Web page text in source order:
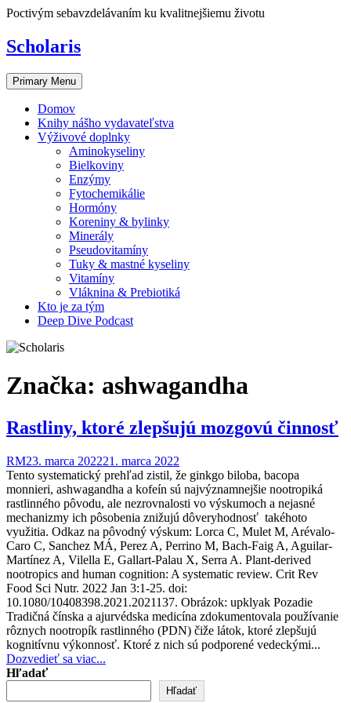
Skip
content
Poctivým sebavzdelávaním ku kvalitnejšiemu životu
Scholaris
Primary Menu
Domov
Knihy nášho vydavateľstva
Výživové doplnky
Aminokyseliny
Bielkoviny
Enzýmy
Fytochemikálie
Hormóny
Koreniny & bylinky
Minerály
Pseudovitamíny
Tuky & mastné kyseliny
Vitamíny
Vláknina & Prebiotiká
Kto je za tým
Deep Dive Podcast
Značka: ashwagandha
Rastliny, ktoré zlepšujú mozgovú činnosť
RM23. marca 202221. marca 2022
Tento systematický prehľad zistil, že ginkgo biloba, bacopa
monnieri, ashwagandha a kofeín sú najvýznamnejšie nootropiká
rastlinného pôvodu, ale nezrovnalosti vo výskumoch a nejasné
mechanizmy ich pôsobenia znižujú dôveryhodnosť takéhoto
využitia. Odkaz na pôvodný výskum: Lorca C, Mulet M, Arévalo-
Caro C, Sanchez MÁ, Perez A, Perrino M, Bach-Faig A, Aguilar-
Martínez A, Vilella E, Gallart-Palau X, Serra A. Plant-derived
nootropics and human cognition: A systematic review. Crit Rev
Food Sci Nutr. 2022 Jan 3:1-25. doi:
10.1080/10408398.2021.2021137. Obrázok: upklyak Pozadie
Tradičná čínska a ajurvédska medicína zdokumentovala používanie
rôznych nootropík rastlinného (PDN) čiže látok, ktoré zlepšujú
kognitívnu výkonnosť. Ktoré z nich sú podporené vedeckými...
Dozvedieť sa viac...
Hľadať
Hľadať